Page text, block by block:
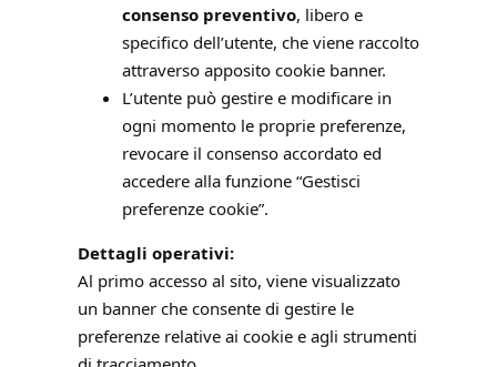
consenso preventivo, libero e
specifico dell’utente, che viene raccolto
attraverso apposito cookie banner.
L’utente può gestire e modificare in
ogni momento le proprie preferenze,
revocare il consenso accordato ed
accedere alla funzione “Gestisci
preferenze cookie”.
Dettagli operativi:
Al primo accesso al sito, viene visualizzato
un banner che consente di gestire le
preferenze relative ai cookie e agli strumenti